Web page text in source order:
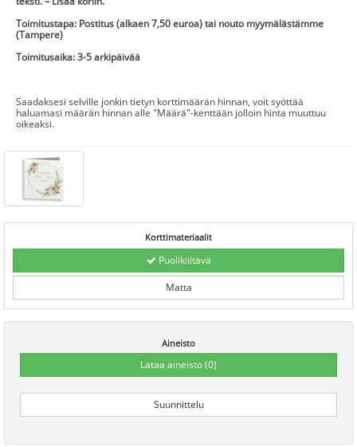
Toimitustapa: Postitus (alkaen 7,50 euroa) tai nouto myymälästämme
(Tampere)
Toimitusaika: 3-5 arkipäivää
Saadaksesi selville jonkin tietyn korttimäärän hinnan, voit syöttää
haluamasi määrän hinnan alle "Määrä"-kenttään jolloin hinta muuttuu
oikeaksi.
Korttimateriaalit
Puolikiiltävä
Matta
Aineisto
Lataa aineisto(0)
Suunnittelu